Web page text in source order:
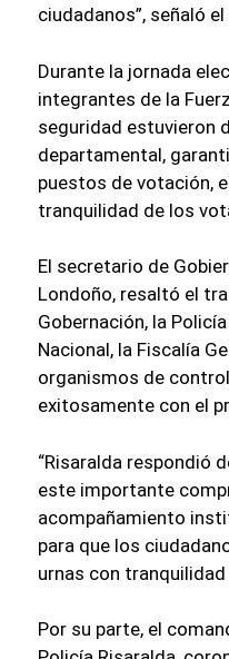
ciudadanos”, señaló
Durante la jornada
integrantes de la
seguridad estuvieron
departamental,
puestos de votación,
tranquilidad de los
El secretario de
Londoño, resaltó el
Gobernación, la
Nacional, la Fiscalía
organismos de
exitosamente con el
“Risaralda respondió
este importante
acompañamiento
para que los
urnas con tranquilidad
Por su parte, el